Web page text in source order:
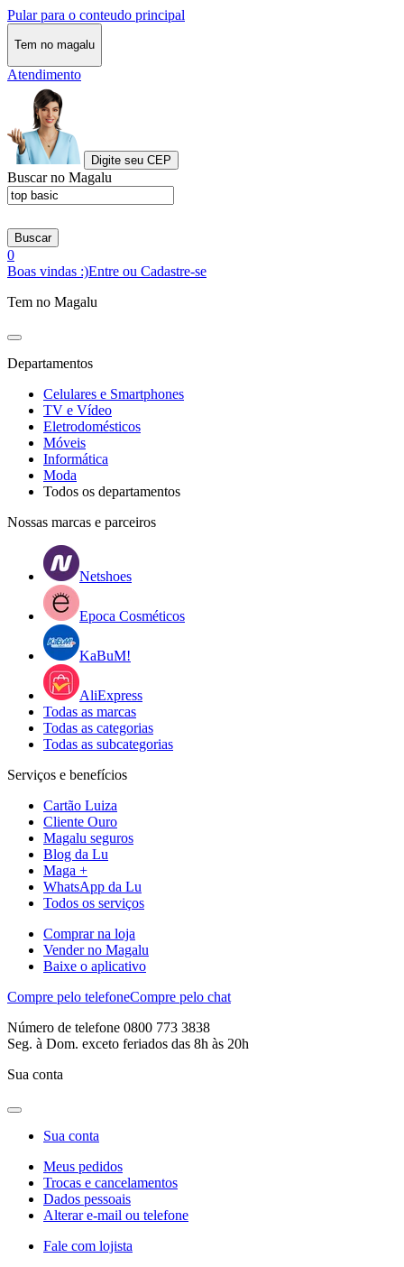
Pular para o conteudo principal
Tem no magalu
Atendimento
Digite seu CEP
Buscar no Magalu
Buscar
0
Boas vindas :)Entre ou Cadastre-se
Tem no Magalu
Departamentos
Celulares e Smartphones
TV e Vídeo
Eletrodomésticos
Móveis
Informática
Moda
Todos os departamentos
Nossas marcas e parceiros
Netshoes
Epoca Cosméticos
KaBuM!
AliExpress
Todas as marcas
Todas as categorias
Todas as subcategorias
Serviços e benefícios
Cartão Luiza
Cliente Ouro
Magalu seguros
Blog da Lu
Maga +
WhatsApp da Lu
Todos os serviços
Comprar na loja
Vender no Magalu
Baixe o aplicativo
Compre pelo telefoneCompre pelo chat
Número de telefone 0800 773 3838
Seg. à Dom. exceto feriados das 8h às 20h
Sua conta
Sua conta
Meus pedidos
Trocas e cancelamentos
Dados pessoais
Alterar e-mail ou telefone
Fale com lojista